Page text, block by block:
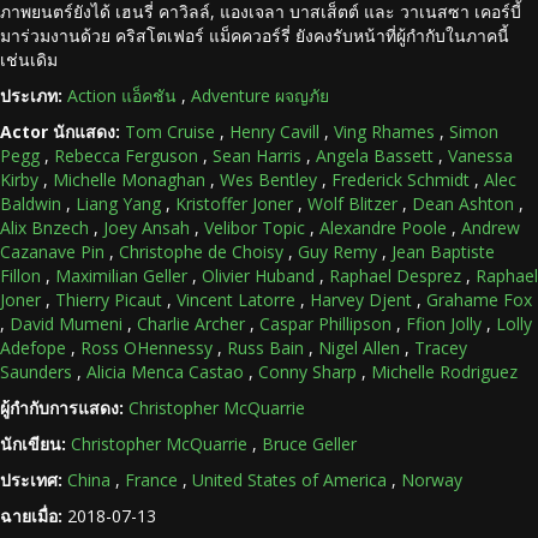
ภาพยนตร์ยังได้ เฮนรี่ คาวิลล์, แองเจลา บาสเส็ตต์ และ วาเนสซา เคอร์บี้
มาร่วมงานด้วย คริสโตเฟอร์ แม็คควอร์รี่ ยังคงรับหน้าที่ผู้กำกับในภาคนี้
เช่นเดิม
ประเภท: Action แอ็คชัน , Adventure ผจญภัย
Actor นักแสดง: Tom Cruise , Henry Cavill , Ving Rhames , Simon
Pegg , Rebecca Ferguson , Sean Harris , Angela Bassett , Vanessa
Kirby , Michelle Monaghan , Wes Bentley , Frederick Schmidt , Alec
Baldwin , Liang Yang , Kristoffer Joner , Wolf Blitzer , Dean Ashton ,
Alix Bnzech , Joey Ansah , Velibor Topic , Alexandre Poole , Andrew
Cazanave Pin , Christophe de Choisy , Guy Remy , Jean Baptiste
Fillon , Maximilian Geller , Olivier Huband , Raphael Desprez , Raphael
Joner , Thierry Picaut , Vincent Latorre , Harvey Djent , Grahame Fox
, David Mumeni , Charlie Archer , Caspar Phillipson , Ffion Jolly , Lolly
Adefope , Ross OHennessy , Russ Bain , Nigel Allen , Tracey
Saunders , Alicia Menca Castao , Conny Sharp , Michelle Rodriguez
ผู้กำกับการแสดง: Christopher McQuarrie
นักเขียน: Christopher McQuarrie , Bruce Geller
ประเทศ: China , France , United States of America , Norway
ฉายเมื่อ: 2018-07-13